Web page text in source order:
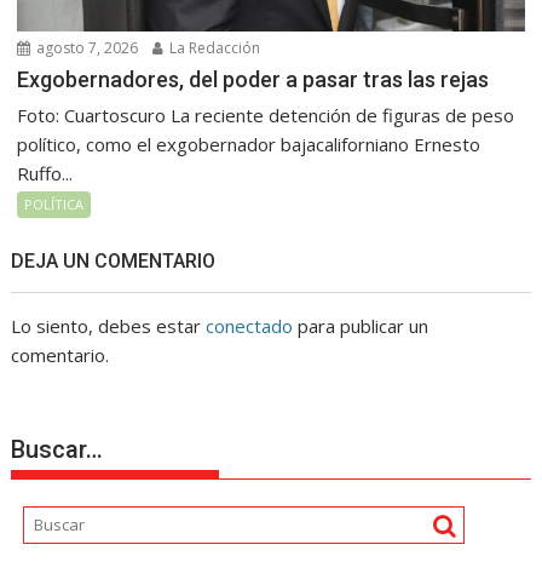
agosto 7, 2026 La Redacción
Exgobernadores, del poder a pasar tras las rejas
Foto: Cuartoscuro La reciente detención de figuras de peso
político, como el exgobernador bajacaliforniano Ernesto
Ruffo...
POLÍTICA
DEJA UN COMENTARIO
Lo siento, debes estarconectado para publicar un
comentario.
Buscar…